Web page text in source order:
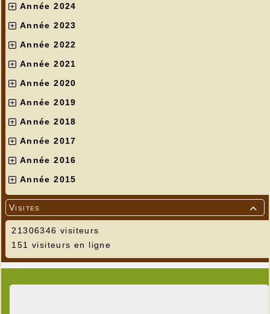
Année 2024
Année 2023
Année 2022
Année 2021
Année 2020
Année 2019
Année 2018
Année 2017
Année 2016
Année 2015

Visites
21306346 visiteurs
151 visiteurs en ligne